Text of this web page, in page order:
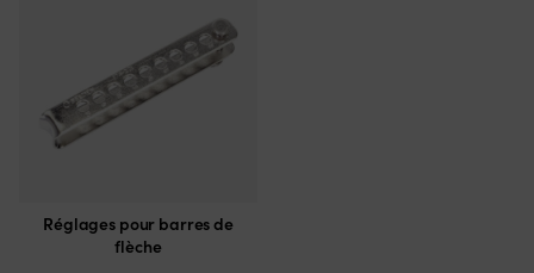
Réglages pour barres de
flèche